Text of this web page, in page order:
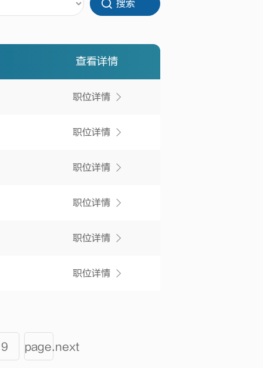
查看详情
职位详情
职位详情
职位详情
职位详情
职位详情
职位详情
9 page.next